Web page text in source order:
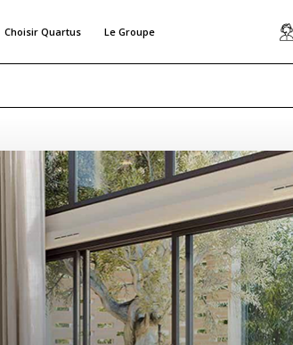
Choisir Quartus Le Groupe